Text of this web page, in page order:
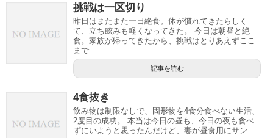
挑戦は一区切り
昨日はまたまた一日絶食。体が慣れてきたらしく
て、立ち眩みも軽くなってきた。 今日は朝昼と絶
食。家族が帰ってきたから、挑戦はとりあえずここ
まで...
記事を読む
4食抜き
飲み物は制限なしで、固形物を4食分食べない生活、
2度目の成功。 本当は今日の昼も、今日の夜も食べ
ずにいようと思ったんだけど、妻が昼食用にサン...